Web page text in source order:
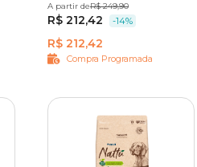
1 kg 2,5 kg 12 kg
A partir deR$ 249,90
R$ 212,42 -14%
R$ 212,42
Compra Programada